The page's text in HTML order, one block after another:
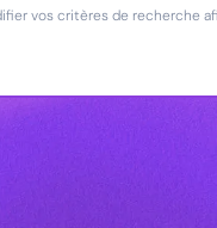
vos critères de recherche